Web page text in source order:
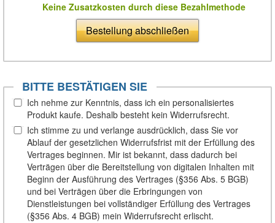
Keine Zusatzkosten durch diese Bezahlmethode
Bestellung abschließen
BITTE BESTÄTIGEN SIE
Ich nehme zur Kenntnis, dass ich ein personalisiertes
Produkt kaufe. Deshalb besteht kein Widerrufsrecht.
Ich stimme zu und verlange ausdrücklich, dass Sie vor
Ablauf der gesetzlichen Widerrufsfrist mit der Erfüllung des
Vertrages beginnen. Mir ist bekannt, dass dadurch bei
Verträgen über die Bereitstellung von digitalen Inhalten mit
Beginn der Ausführung des Vertrages (§356 Abs. 5 BGB)
und bei Verträgen über die Erbringungen von
Dienstleistungen bei vollständiger Erfüllung des Vertrages
(§356 Abs. 4 BGB) mein Widerrufsrecht erlischt.